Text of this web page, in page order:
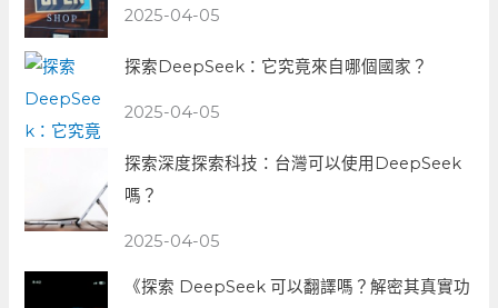
2025-04-05
探索DeepSeek：它究竟來自哪個國家？
2025-04-05
探索深度探索科技：台灣可以使用DeepSeek
嗎？
2025-04-05
《探索 DeepSeek 可以翻譯嗎？解密其真實功